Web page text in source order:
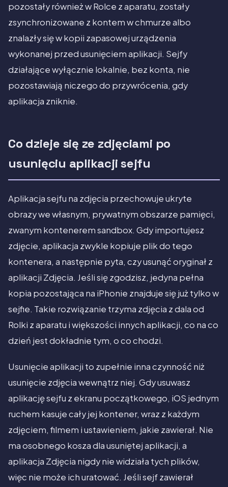
pozostały również w Rolce z aparatu, zostały
zsynchronizowane z kontem w chmurze albo
znalazły się w kopii zapasowej urządzenia
wykonanej przed usunięciem aplikacji. Sejfy
działające wyłącznie lokalnie, bez konta, nie
pozostawiają niczego do przywrócenia, gdy
aplikacja zniknie.
Co dzieje się ze zdjęciami po
usunięciu aplikacji sejfu
Aplikacja sejfu na zdjęcia przechowuje ukryte
obrazy we własnym, prywatnym obszarze pamięci,
zwanym kontenerem sandbox. Gdy importujesz
zdjęcie, aplikacja zwykle kopiuje plik do tego
kontenera, a następnie pyta, czy usunąć oryginał z
aplikacji Zdjęcia. Jeśli się zgodzisz, jedyna pełna
kopia pozostająca na iPhonie znajduje się już tylko w
sejfie. Takie rozwiązanie trzyma zdjęcia z dala od
Rolki z aparatu i większości innych aplikacji, co na co
dzień jest dokładnie tym, o co chodzi.
Usunięcie aplikacji to zupełnie inna czynność niż
usunięcie zdjęcia wewnątrz niej. Gdy usuwasz
aplikację sejfu z ekranu początkowego, iOS jednym
ruchem kasuje cały jej kontener, wraz z każdym
zdjęciem, filmem i ustawieniem, jakie zawierał. Nie
ma osobnego kosza dla usuniętej aplikacji, a
aplikacja Zdjęcia nigdy nie widziała tych plików,
więc nie może ich uratować. Jeśli sejf zawierał